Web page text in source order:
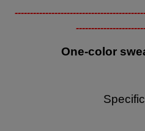
One-color